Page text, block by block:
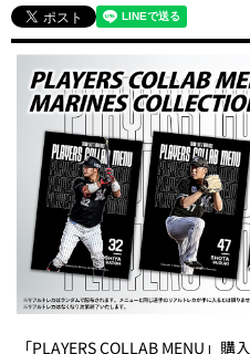
「PLAYERS COLLAB MENU」